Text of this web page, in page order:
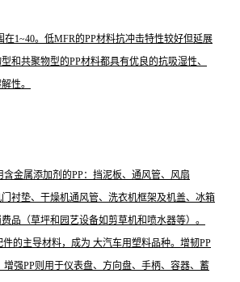
在1~40。低MFR的PP材料抗冲击特性较好但延展
和共聚物型的PP材料都具有优良的抗吸湿性、
性。
金属添加剂的PP：挡泥板、通风管、风扇
衬垫、干燥机通风管、洗衣机框架及机盖、冰箱
品（草坪和园艺设备如剪草机和喷水器等）。
件的主导材料，成为 大汽车用塑料品种。增韧PP
增强PP则用于仪表盘、方向盘、手柄、容器、蓄